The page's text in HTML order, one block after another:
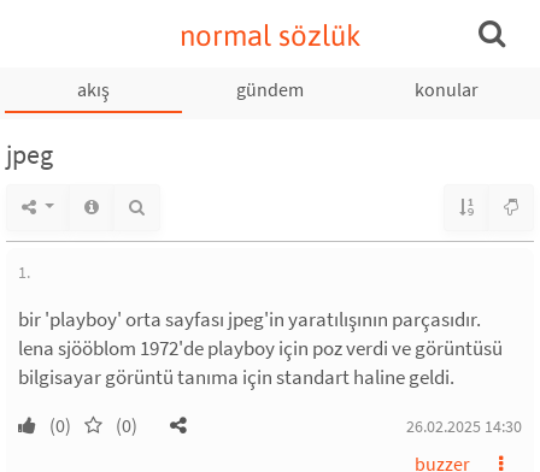
normal sözlük
akış gündem konular
jpeg
1.
bir 'playboy' orta sayfası jpeg'in yaratılışının parçasıdır.
lena sjööblom 1972'de playboy için poz verdi ve görüntüsü
bilgisayar görüntü tanıma için standart haline geldi.
(0) (0) 26.02.2025 14:30
buzzer